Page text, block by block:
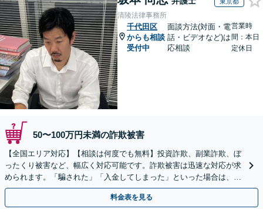
清陵法律事務所
千代田区
からも相談
受付中
面談方法(対面・電
話・ビデオなど)は
応相談
営業時
間：本日
定休日
50〜100万円未満の詐欺被害
【全国エリア対応】【相談は何度でも無料】投資詐欺、副業詐欺、ぼ
ったくり被害など、幅広く対応可能です。詐欺被害は迅速な対応が求
められます。「騙された」「入金してしまった」といった場合は、お
早めにご相談ください。【電話・メール・WEB相談可】
料金表を見る